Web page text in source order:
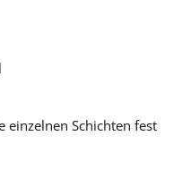
einzelnen Schichten fest